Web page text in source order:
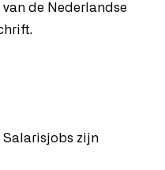
de Nederlandse
Salarisjobs zijn